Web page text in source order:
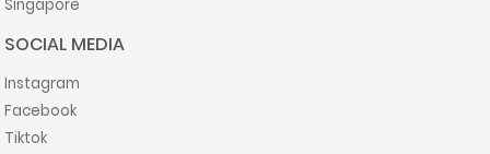
Singapore
SOCIAL MEDIA
Instagram
Facebook
Tiktok